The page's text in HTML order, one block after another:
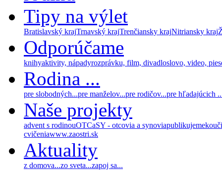
Tipy na výlet
Bratislavský krajTrnavský krajTrenčiansky krajNitriansky kraj
Odporúčame
knihyaktivity, nápadyrozprávku, film, divadloslovo, video,
Rodina ...
pre slobodných...pre manželov...pre rodičov...pre hľadajúcich
Naše projekty
advent s rodinouOTCaSY - otcovia a synoviapublikujeme
cvičeniawww.zaostri.sk
Aktuality
z domova...zo sveta...zapoj sa...